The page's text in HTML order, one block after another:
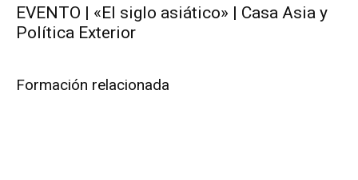
EVENTO | «El siglo asiático» | Casa Asia y
Política Exterior
Formación relacionada